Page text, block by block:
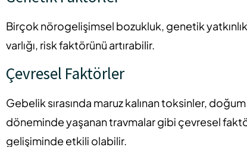
Birçok nörogelişimsel bozukluk, genetik
varlığı, risk faktörünü artırabilir.
Çevresel Faktörler
Gebelik sırasında maruz kalınan toksinler,
döneminde yaşanan travmalar gibi çevresel
gelişiminde etkili olabilir.